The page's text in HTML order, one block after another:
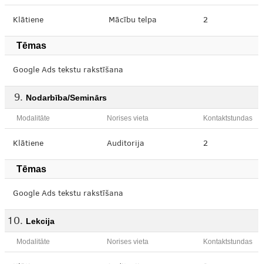
Klātiene Mācību telpa 2
Tēmas
Google Ads tekstu rakstīšana
Nodarbība/Seminārs
Modalitāte Norises vieta Kontaktstundas
Klātiene Auditorija 2
Tēmas
Google Ads tekstu rakstīšana
Lekcija
Modalitāte Norises vieta Kontaktstundas